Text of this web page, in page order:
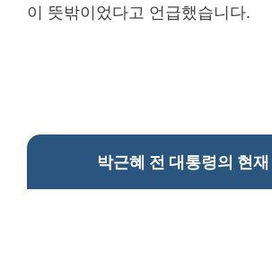
이 뜻밖이었다고 언급했습니다.
박근혜 전 대통령의 현